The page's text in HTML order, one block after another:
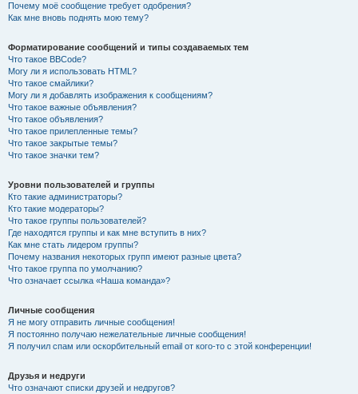
Почему моё сообщение требует одобрения?
Как мне вновь поднять мою тему?
Форматирование сообщений и типы создаваемых тем
Что такое BBCode?
Могу ли я использовать HTML?
Что такое смайлики?
Могу ли я добавлять изображения к сообщениям?
Что такое важные объявления?
Что такое объявления?
Что такое прилепленные темы?
Что такое закрытые темы?
Что такое значки тем?
Уровни пользователей и группы
Кто такие администраторы?
Кто такие модераторы?
Что такое группы пользователей?
Где находятся группы и как мне вступить в них?
Как мне стать лидером группы?
Почему названия некоторых групп имеют разные цвета?
Что такое группа по умолчанию?
Что означает ссылка «Наша команда»?
Личные сообщения
Я не могу отправить личные сообщения!
Я постоянно получаю нежелательные личные сообщения!
Я получил спам или оскорбительный email от кого-то с этой конференции!
Друзья и недруги
Что означают списки друзей и недругов?